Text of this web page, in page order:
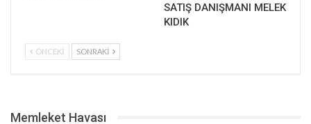
SATIŞ DANIŞMANI MELEK
KIDIK
ÖNCEKI SONRAKI
Memleket Havası